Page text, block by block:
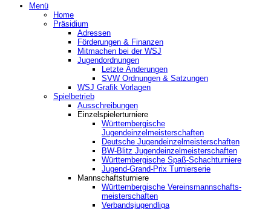
Menü
Home
Präsidium
Adressen
Förderungen & Finanzen
Mitmachen bei der WSJ
Jugendordnungen
Letzte Änderungen
SVW Ordnungen & Satzungen
WSJ Grafik Vorlagen
Spielbetrieb
Ausschreibungen
Einzelspielerturniere
Württembergische
Jugendeinzelmeisterschaften
Deutsche Jugendeinzelmeisterschaften
BW-Blitz Jugendeinzelmeisterschaften
Württembergische Spaß-Schachturniere
Jugend-Grand-Prix Turnierserie
Mannschaftsturniere
Württembergische Vereinsmannschafts-
meisterschaften
Verbandsjugendliga